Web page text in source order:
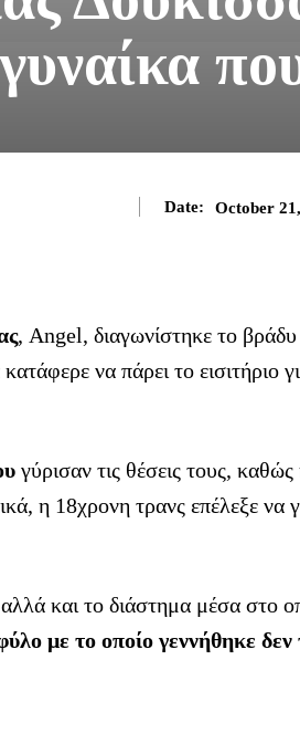
Date: October
, Angel, διαγωνίστηκε το
να πάρει το εισιτήριο
γύρισαν τις θέσεις τους,
η 18χρονη τρανς επέλεξε να
και το διάστημα μέσα στο
με το οποίο γεννήθηκε δεν